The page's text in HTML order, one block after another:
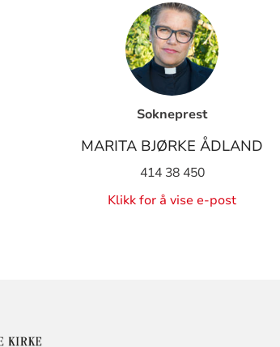
Sokneprest
MARITA BJØRKE ÅDLAND
414 38 450
Klikk for å vise e-post